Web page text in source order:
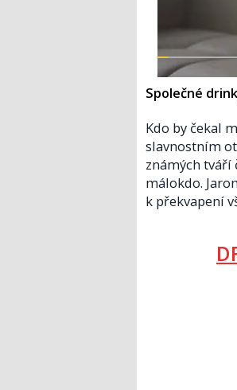
Společné
Kdo by čekal
slavnostním
známých tváří
málokdo.
k překvapení